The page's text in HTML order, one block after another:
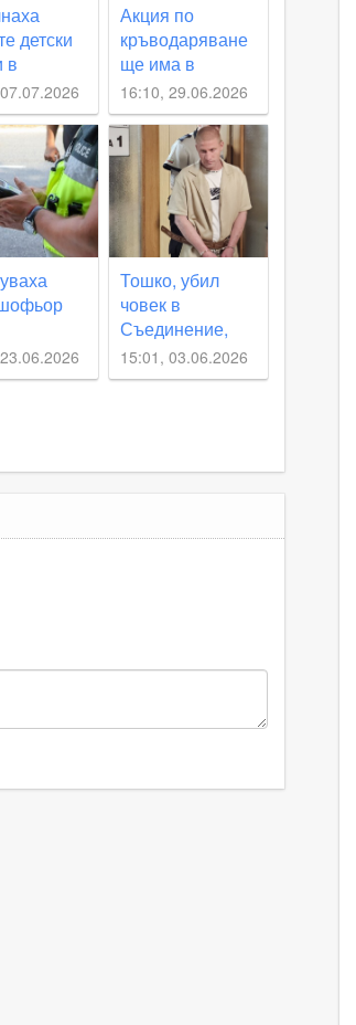
детски
в
Акция по
кръводаряване
ще има в
Съединение
16:10, 29.06.2026
колата
Тошко, убил
човек в
Съединение,
иска съд по
бързата
15:01, 03.06.2026